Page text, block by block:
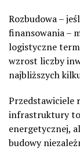
Rozbudowa –
finansowania –
logistyczne
wzrost liczby
najbliższych
Przedstawiciele
infrastruktury
energetycznej,
budowy